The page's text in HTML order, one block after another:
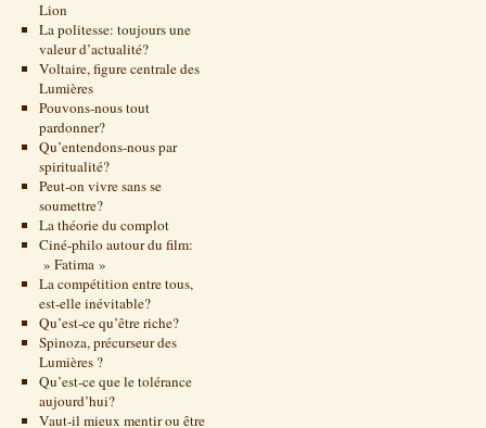
Lion
La politesse: toujours une
valeur d’actualité?
Voltaire, figure centrale des
Lumières
Pouvons-nous tout
pardonner?
Qu’entendons-nous par
spiritualité?
Peut-on vivre sans se
soumettre?
La théorie du complot
Ciné-philo autour du film:
» Fatima »
La compétition entre tous,
est-elle inévitable?
Qu’est-ce qu’être riche?
Spinoza, précurseur des
Lumières ?
Qu’est-ce que le tolérance
aujourd’hui?
Vaut-il mieux mentir ou être